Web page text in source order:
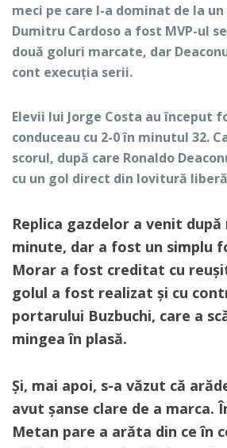
meci pe care l-a dominat de la
Dumitru Cardoso a fost MVP-ul
două goluri marcate, dar
cont execuția serii.
Elevii lui Jorge Costa au început
conduceau cu 2-0 în minutul 32.
scorul, după care Ronaldo
cu un gol direct din lovitură
Replica gazdelor a venit după
minute, dar a fost un simplu
Morar a fost creditat cu
golul a fost realizat și cu
portarului Buzbuchi, care a
mingea în plasă.
Și, mai apoi, s-a văzut că
avut șanse clare de a marca.
Metan pare a arăta din ce în